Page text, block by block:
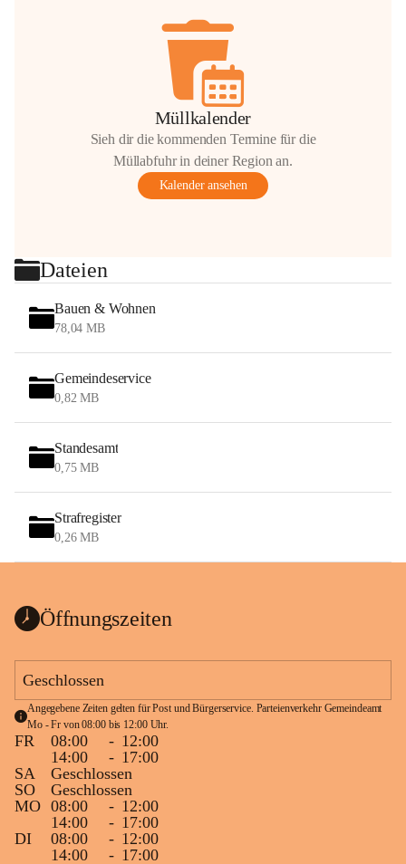
Müllkalender
Sieh dir die kommenden Termine für die
Müllabfuhr in deiner Region an.
Kalender ansehen
Dateien
Bauen & Wohnen
78,04 MB
Gemeindeservice
0,82 MB
Standesamt
0,75 MB
Strafregister
0,26 MB
Öffnungszeiten
Geschlossen
Angegebene Zeiten gelten für Post und Bürgerservice. Parteienverkehr Gemeindeamt
Mo - Fr von 08:00 bis 12:00 Uhr.
FR 08:00 - 12:00
14:00
- 17:00
SA
Geschlossen
SO
Geschlossen
MO 08:00 - 12:00
14:00
- 17:00
DI
08:00 - 12:00
14:00
- 17:00